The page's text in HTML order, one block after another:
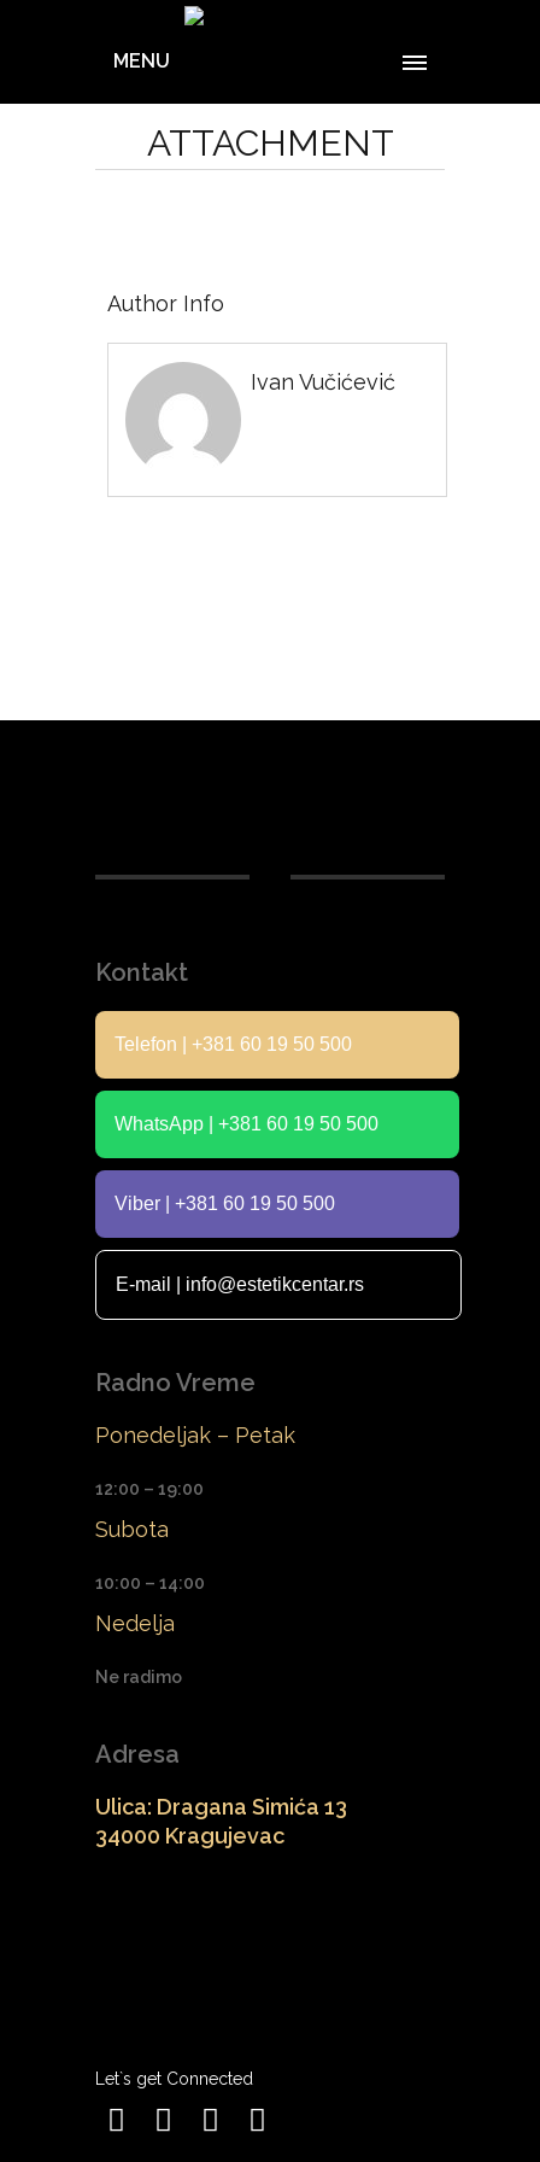
MENU
ATTACHMENT
Author Info
Ivan Vučićević
Kontakt
Telefon | +381 60 19 50 500
WhatsApp | +381 60 19 50 500
Viber | +381 60 19 50 500
E-mail | info@estetikcentar.rs
Radno Vreme
Ponedeljak – Petak
12:00 – 19:00
Subota
10:00 – 14:00
Nedelja
Ne radimo
Adresa
Ulica: Dragana Simića 13
34000 Kragujevac
Let`s get Connected